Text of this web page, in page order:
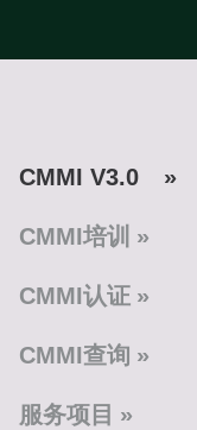
CMMI V3.0
CMMI培训
CMMI认证
CMMI查询
服务项目